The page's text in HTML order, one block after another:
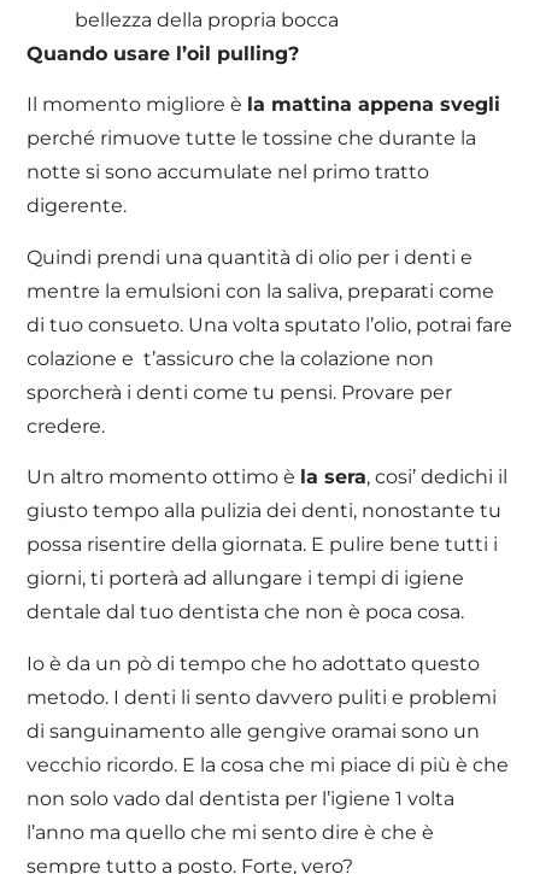
bellezza della propria bocca
Quando usare l’oil pulling?
Il momento migliore è la mattina appena svegli
perché rimuove tutte le tossine che durante la
notte si sono accumulate nel primo tratto
digerente.
Quindi prendi una quantità di olio per i denti e
mentre la emulsioni con la saliva, preparati come
di tuo consueto. Una volta sputato l’olio, potrai fare
colazione e t’assicuro che la colazione non
sporcherà i denti come tu pensi. Provare per
credere.
Un altro momento ottimo è la sera, cosi’ dedichi il
giusto tempo alla pulizia dei denti, nonostante tu
possa risentire della giornata. E pulire bene tutti i
giorni, ti porterà ad allungare i tempi di igiene
dentale dal tuo dentista che non è poca cosa.
Io è da un pò di tempo che ho adottato questo
metodo. I denti li sento davvero puliti e problemi
di sanguinamento alle gengive oramai sono un
vecchio ricordo. E la cosa che mi piace di più è che
non solo vado dal dentista per l’igiene 1 volta
l’anno ma quello che mi sento dire è che è
sempre tutto a posto. Forte, vero?